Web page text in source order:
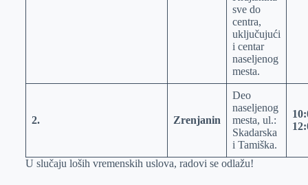
sve do
centra,
uključujući
i centar
naseljenog
mesta.
2. Zrenjanin
Deo
naseljenog
mesta, ul.:
Skadarska
i Tamiška.
U slučaju loših vremenskih uslova, radovi se odlažu!